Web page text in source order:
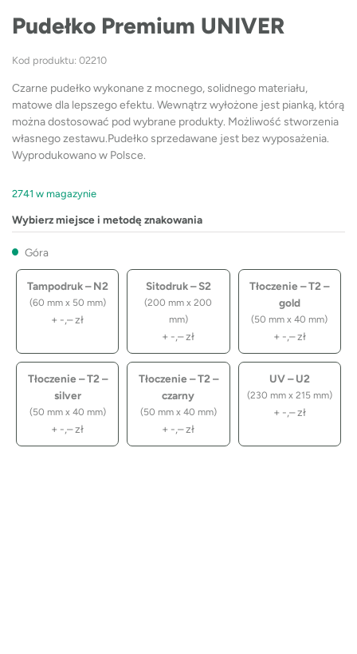
Pudełko Premium UNIVER
Kod produktu: 02210
Czarne pudełko wykonane z mocnego, solidnego materiału,
matowe dla lepszego efektu. Wewnątrz wyłożone jest pianką, którą
można dostosować pod wybrane produkty. Możliwość stworzenia
własnego zestawu.Pudełko sprzedawane jest bez wyposażenia.
Wyprodukowano w Polsce.
2741 w magazynie
Wybierz miejsce i metodę znakowania
Góra
Tampodruk – N2
(60 mm x 50 mm)
+ -,–zł
Sitodruk – S2
(200 mm x 200
mm)
+ -,–zł
Tłoczenie – T2 –
gold
(50 mm x 40 mm)
+ -,–zł
Tłoczenie – T2 –
silver
(50 mm x 40 mm)
+ -,–zł
Tłoczenie – T2 –
czarny
(50 mm x 40 mm)
+ -,–zł
UV – U2
(230 mm x 215 mm)
+ -,–zł